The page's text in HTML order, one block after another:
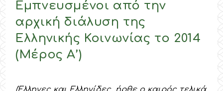
Εμπνευσμένοι από την
αρχική διάλυση της
Ελληνικής Κοινωνίας το 2014
(Μέρος Α’)